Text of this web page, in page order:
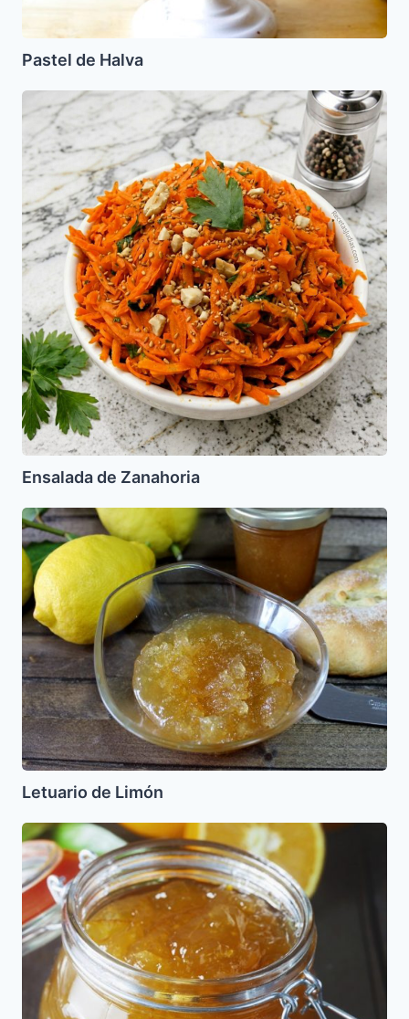
Pastel de Halva
Ensalada
de
Zanahoria
Ensalada de Zanahoria
Letuario
de
Limón
Letuario de Limón
Etrog
en
Conserva
(Mermelada
de
Etrog)